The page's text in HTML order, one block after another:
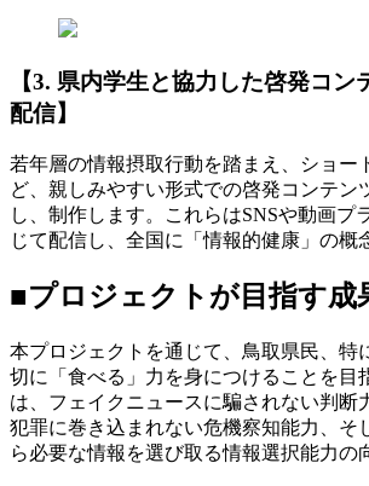
【3. 県内学生と協力した啓発コン
配信】
若年層の情報摂取行動を踏まえ、ショー
ど、親しみやすい形式での啓発コンテン
し、制作します。これらはSNSや動画プ
じて配信し、全国に「情報的健康」の概
■プロジェクトが目指す成
本プロジェクトを通じて、鳥取県民、特
切に「食べる」力を身につけることを目
は、フェイクニュースに騙されない判断
犯罪に巻き込まれない危機察知能力、そ
ら必要な情報を選び取る情報選択能力の